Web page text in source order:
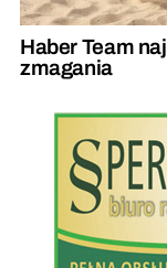
Haber Team
zmagania